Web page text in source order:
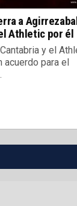
a
Athletic por él
y el
acuerdo para el